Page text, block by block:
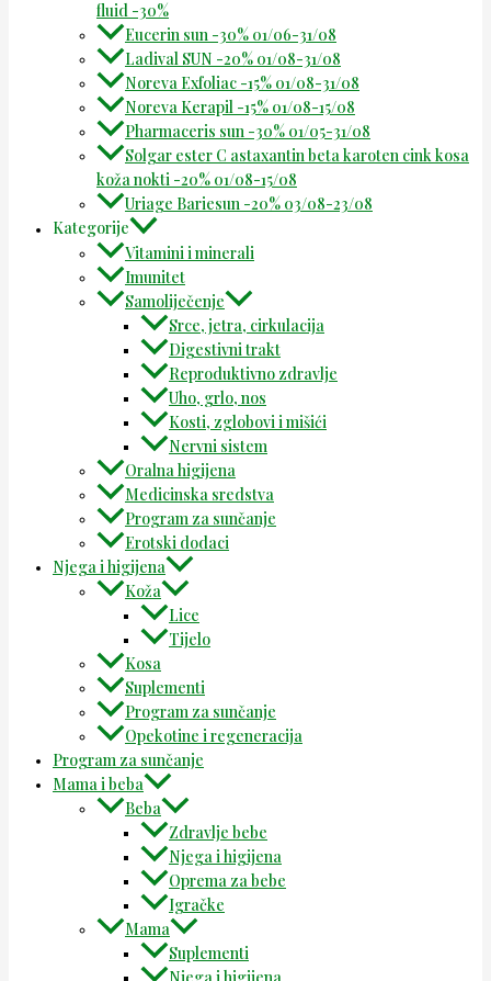
fluid -30%
Eucerin sun -30% 01/06-31/08
Ladival SUN -20% 01/08-31/08
Noreva Exfoliac -15% 01/08-31/08
Noreva Kerapil -15% 01/08-15/08
Pharmaceris sun -30% 01/05-31/08
Solgar ester C astaxantin beta karoten cink kosa
koža nokti -20% 01/08-15/08
Uriage Bariesun -20% 03/08-23/08
Kategorije
Vitamini i minerali
Imunitet
Samoliječenje
Srce, jetra, cirkulacija
Digestivni trakt
Reproduktivno zdravlje
Uho, grlo, nos
Kosti, zglobovi i mišići
Nervni sistem
Oralna higijena
Medicinska sredstva
Program za sunčanje
Erotski dodaci
Njega i higijena
Koža
Lice
Tijelo
Kosa
Suplementi
Program za sunčanje
Opekotine i regeneracija
Program za sunčanje
Mama i beba
Beba
Zdravlje bebe
Njega i higijena
Oprema za bebe
Igračke
Mama
Suplementi